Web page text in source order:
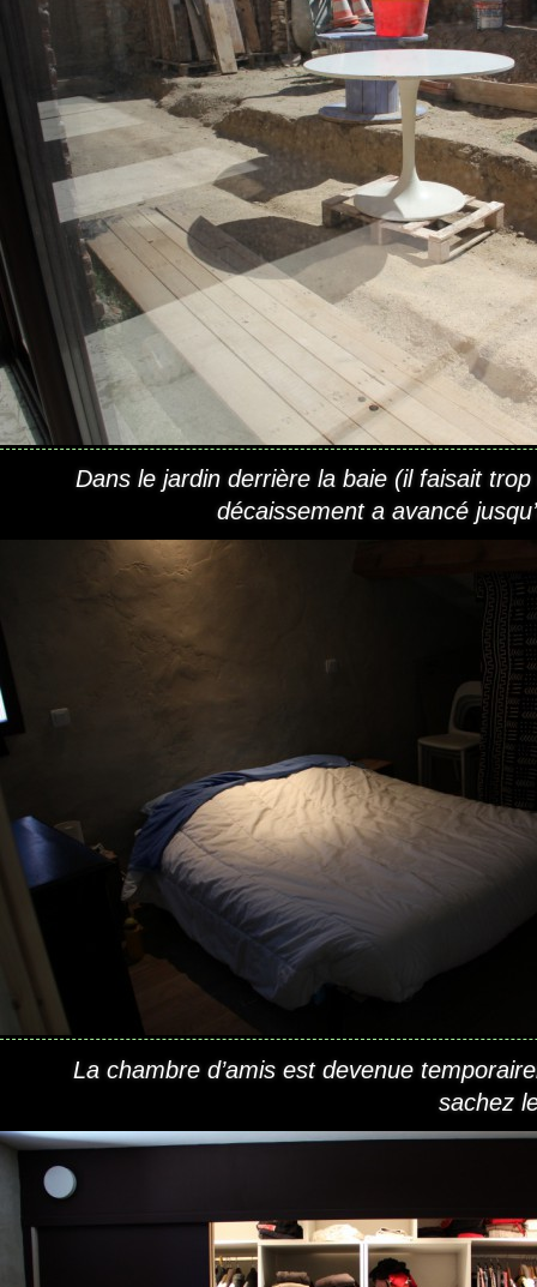
Dans le jardin derrière la baie (il faisait
décaissement a avancé
La chambre d’amis est devenue
sachez